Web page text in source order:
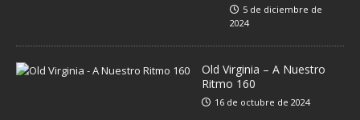
5 de diciembre de
2024
Old Virginia – A Nuestro
Ritmo 160
16 de octubre de 2024